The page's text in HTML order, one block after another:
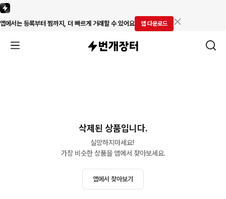
앱에서는 등록부터 찜까지, 더 빠르게 거래할 수 있어요 앱 다운로드
삭제된 상품입니다.
실망하지마세요!
가장 비슷한 상품을 앱에서 찾아보세요.
앱에서 찾아보기